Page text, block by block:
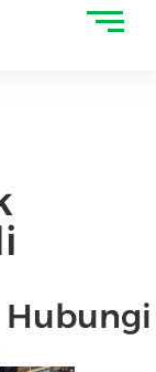
Hubungi